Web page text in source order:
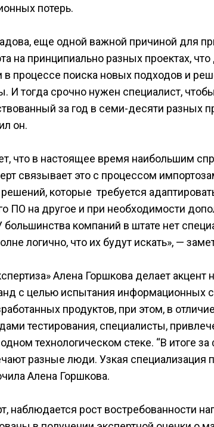
потерь.
еще одной важной причиной для
на принципиально разных проектах,
процессе поиска новых подходов и
И тогда срочно нужен специалист,
за год в семи-десяти разных
он.
что в настоящее время наибольшим
связывает это с процессом
которые требуется
ПО на другое и при необходимости
большинства компаний в штате нет
логично, что их будут искать», —
Алена Горшкова делает акцент
с целью испытания информационных
продуктов, при этом, в
тестирования, специалисты,
технологическом стеке. “В итоге
разные люди. Узкая специализация
Алена Горшкова.
наблюдается рост востребованности